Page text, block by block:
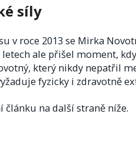
síly
v roce 2013 se Mirka
ale přišel moment,
který nikdy nepatřil
fyzicky i zdravotně
článku na další straně níže.